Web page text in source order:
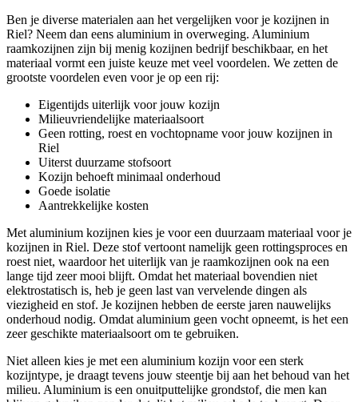
Ben je diverse materialen aan het vergelijken voor je kozijnen in
Riel? Neem dan eens aluminium in overweging. Aluminium
raamkozijnen zijn bij menig kozijnen bedrijf beschikbaar, en het
materiaal vormt een juiste keuze met veel voordelen. We zetten de
grootste voordelen even voor je op een rij:
Eigentijds uiterlijk voor jouw kozijn
Milieuvriendelijke materiaalsoort
Geen rotting, roest en vochtopname voor jouw kozijnen in
Riel
Uiterst duurzame stofsoort
Kozijn behoeft minimaal onderhoud
Goede isolatie
Aantrekkelijke kosten
Met aluminium kozijnen kies je voor een duurzaam materiaal voor je
kozijnen in Riel. Deze stof vertoont namelijk geen rottingsproces en
roest niet, waardoor het uiterlijk van je raamkozijnen ook na een
lange tijd zeer mooi blijft. Omdat het materiaal bovendien niet
elektrostatisch is, heb je geen last van vervelende dingen als
viezigheid en stof. Je kozijnen hebben de eerste jaren nauwelijks
onderhoud nodig. Omdat aluminium geen vocht opneemt, is het een
zeer geschikte materiaalsoort om te gebruiken.
Niet alleen kies je met een aluminium kozijn voor een sterk
kozijntype, je draagt tevens jouw steentje bij aan het behoud van het
milieu. Aluminium is een onuitputtelijke grondstof, die men kan